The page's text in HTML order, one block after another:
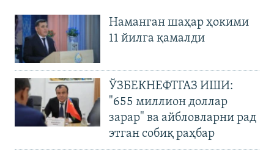
Наманган шаҳар ҳокими
11 йилга қамалди
ЎЗБЕКНЕФТГАЗ ИШИ:
"655 миллион доллар
зарар" ва айбловларни рад
этган собиқ раҳбар